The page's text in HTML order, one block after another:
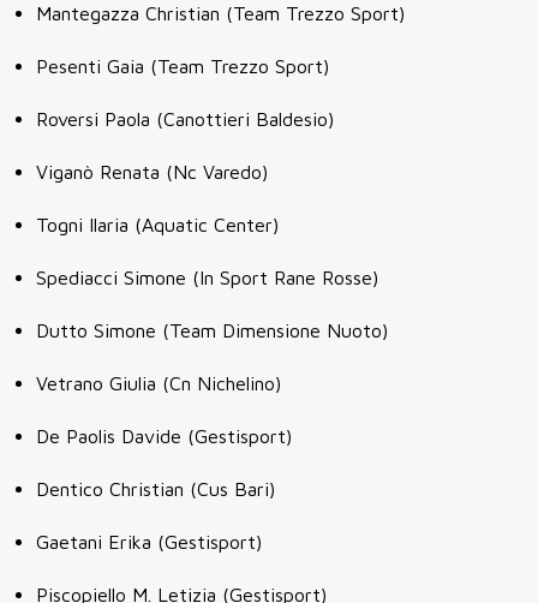
Mantegazza Christian (Team Trezzo Sport)
Pesenti Gaia (Team Trezzo Sport)
Roversi Paola (Canottieri Baldesio)
Viganò Renata (Nc Varedo)
Togni Ilaria (Aquatic Center)
Spediacci Simone (In Sport Rane Rosse)
Dutto Simone (Team Dimensione Nuoto)
Vetrano Giulia (Cn Nichelino)
De Paolis Davide (Gestisport)
Dentico Christian (Cus Bari)
Gaetani Erika (Gestisport)
Piscopiello M. Letizia (Gestisport)